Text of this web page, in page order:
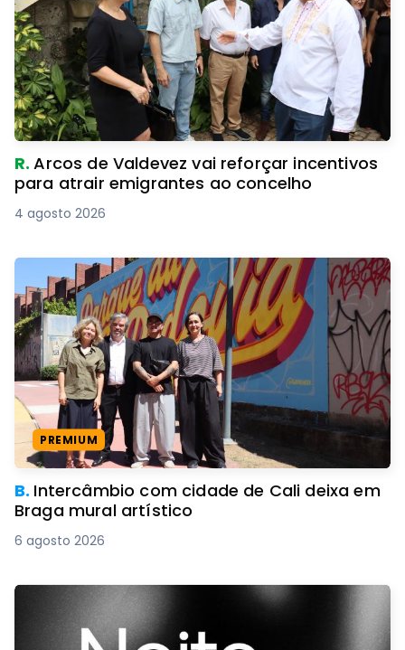
R.Arcos de Valdevez vai reforçar incentivos
para atrair emigrantes ao concelho
4 agosto 2026
PREMIUM
B. Intercâmbio com cidade de Cali deixa em
Braga mural artístico
6 agosto 2026